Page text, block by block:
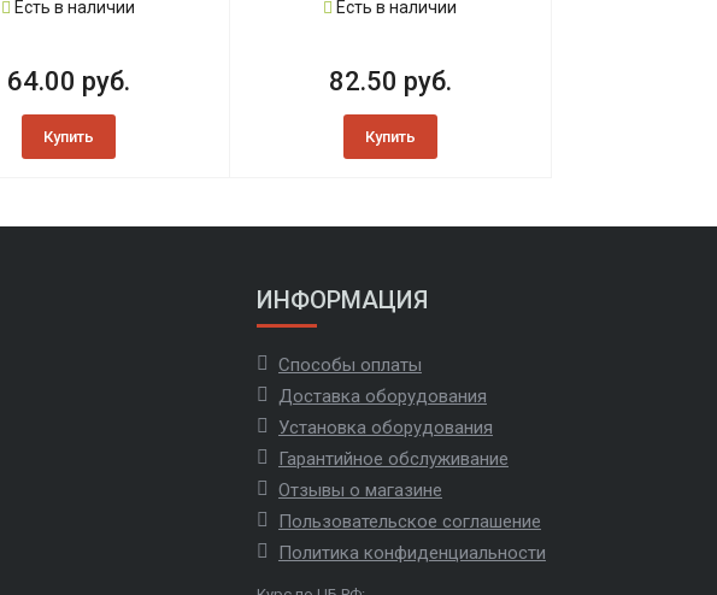
Есть в наличии
64.00 руб.
Купить
Есть в наличии
82.50 руб.
Купить
ИНФОРМАЦИЯ
Способы оплаты
Доставка оборудования
Установка оборудования
Гарантийное обслуживание
Отзывы о магазине
Пользовательское соглашение
Политика конфиденциальности